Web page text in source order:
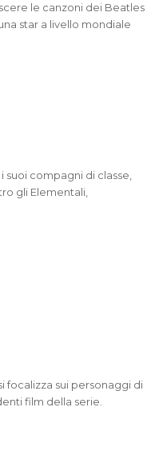
le canzoni dei Beatles
star a livello mondiale
suoi compagni di classe,
gli Elementali,
focalizza sui personaggi di
film della serie.